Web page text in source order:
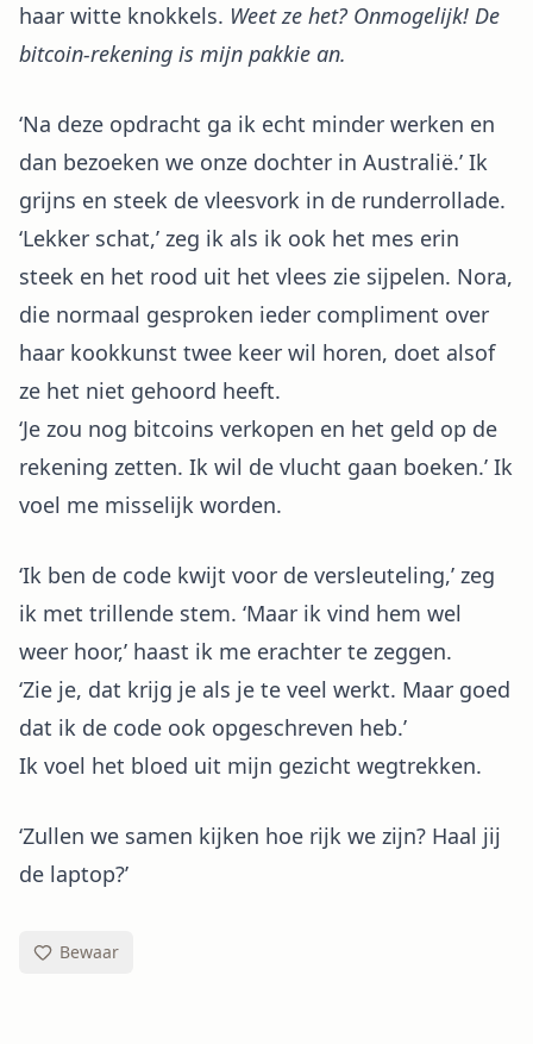
haar witte knokkels. Weet ze het? Onmogelijk! De
bitcoin-rekening is mijn pakkie an.
‘Na deze opdracht ga ik echt minder werken en
dan bezoeken we onze dochter in Australië.’ Ik
grijns en steek de vleesvork in de runderrollade.
‘Lekker schat,’ zeg ik als ik ook het mes erin
steek en het rood uit het vlees zie sijpelen. Nora,
die normaal gesproken ieder compliment over
haar kookkunst twee keer wil horen, doet alsof
ze het niet gehoord heeft.
‘Je zou nog bitcoins verkopen en het geld op de
rekening zetten. Ik wil de vlucht gaan boeken.’ Ik
voel me misselijk worden.
‘Ik ben de code kwijt voor de versleuteling,’ zeg
ik met trillende stem. ‘Maar ik vind hem wel
weer hoor,’ haast ik me erachter te zeggen.
‘Zie je, dat krijg je als je te veel werkt. Maar goed
dat ik de code ook opgeschreven heb.’
Ik voel het bloed uit mijn gezicht wegtrekken.
‘Zullen we samen kijken hoe rijk we zijn? Haal jij
de laptop?’
Bewaar